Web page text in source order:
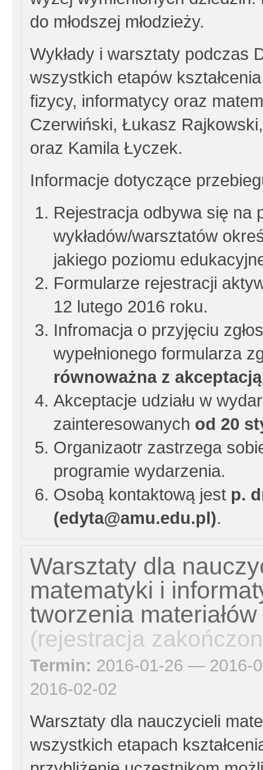
do młodszej młodzieży.
Wykłady i warsztaty podczas
wszystkich etapów
fizycy, informatycy oraz
Czerwiński, Łukasz
oraz Kamila Łyczek.
Informacje dotyczące
Rejestracja odbywa się na
wykładów/warsztatów
jakiego poziomu
Formularze rejestracji
12 lutego 2016 roku.
Infromacja o przyjęciu
wypełnionego formularza
równoważna z
Akceptacje udziału w
zainteresowanych od 20
Organizaotr zastrzega
programie wydarzenia.
Osobą kontaktową jest p.
(edyta@amu.edu.pl).
Warsztaty dla
matematyki i
tworzenia
(rejestracja
Termin: 2016-01-26 — 2016-
2016-02-02
Warsztaty dla nauczycieli
wszystkich etapach